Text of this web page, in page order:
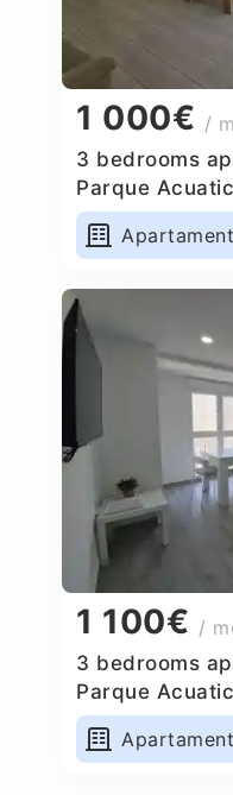
1 000€ /
3 bedrooms
Parque
1 100€ /
3 bedrooms
Parque